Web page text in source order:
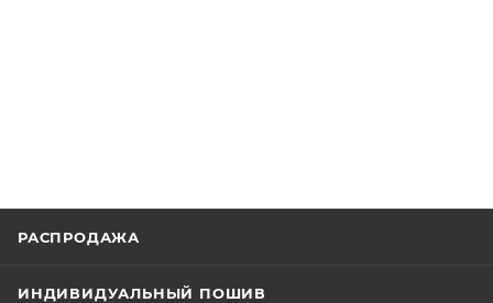
РАСПРОДАЖА
ИНДИВИДУАЛЬНЫЙ ПОШИВ